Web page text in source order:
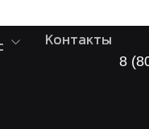
Контакты
8